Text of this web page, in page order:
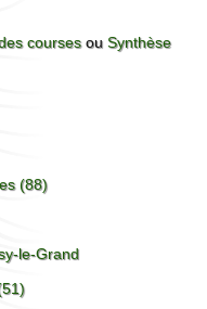
coursesouSynthèse
(88)
le-Grand